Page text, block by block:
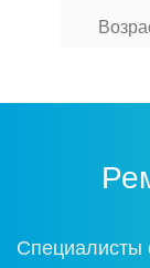
Специалисты